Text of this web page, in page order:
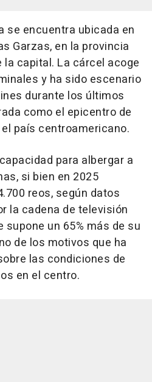
se encuentra ubicada en
Garzas, en la provincia
la capital. La cárcel acoge
y ha sido escenario
durante los últimos
como el epicentro de
país centroamericano.
para albergar a
si bien en 2025
reos, según datos
la cadena de televisión
supone un 65% más de su
de los motivos que ha
las condiciones de
en el centro.